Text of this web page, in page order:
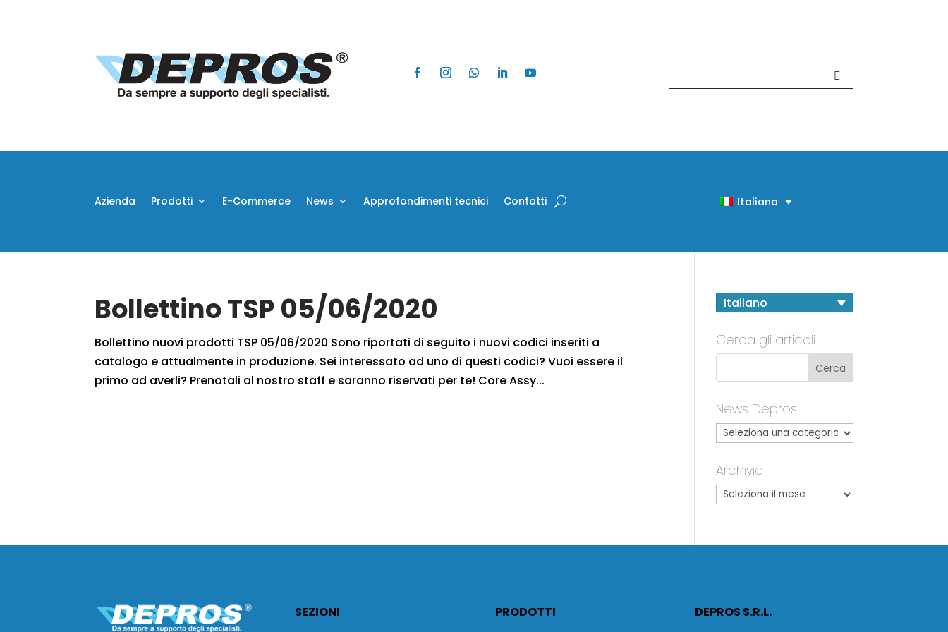
Azienda Prodotti E-Commerce News Approfondimenti tecnici Contatti Italiano
Bollettino TSP 05/06/2020
Bollettino nuovi prodotti TSP 05/06/2020 Sono riportati di seguito i nuovi codici inseriti a
catalogo e attualmente in produzione. Sei interessato ad uno di questi codici? Vuoi essere il
primo ad averli? Prenotali al nostro staff e saranno riservati per te! Core Assy...
Italiano
Cerca gli articoli
News Depros
Archivio
SEZIONI
PRODOTTI
DEPROS S.R.L.